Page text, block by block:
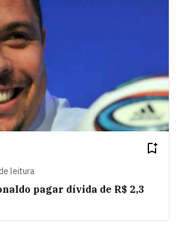
leitura
pagar dívida de R$ 2,3